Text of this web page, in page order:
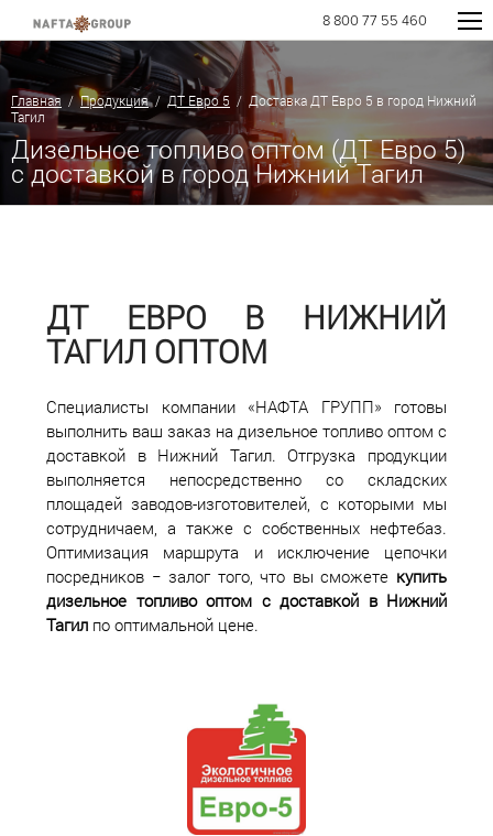
8 800 77 55 460
Главная /Продукция/ ДТ Евро 5 / Доставка ДТ Евро 5 в город Нижний
Тагил
Дизельное топливо оптом (ДТ Евро 5)
с доставкой в город Нижний Тагил
ДТ ЕВРО В НИЖНИЙ
ТАГИЛ ОПТОМ
Специалисты компании «НАФТА ГРУПП» готовы
выполнить ваш заказ на дизельное топливо оптом с
доставкой в Нижний Тагил. Отгрузка продукции
выполняется непосредственно со складских
площадей заводов-изготовителей, с которыми мы
сотрудничаем, а также с собственных нефтебаз.
Оптимизация маршрута и исключение цепочки
посредников − залог того, что вы сможете купить
дизельное топливо оптом с доставкой в Нижний
Тагил по оптимальной цене.